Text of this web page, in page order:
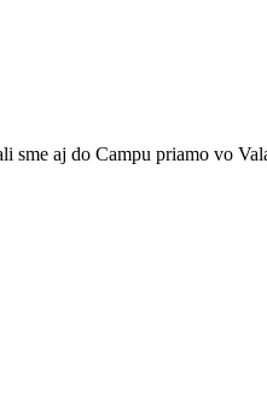
aj do Campu priamo vo